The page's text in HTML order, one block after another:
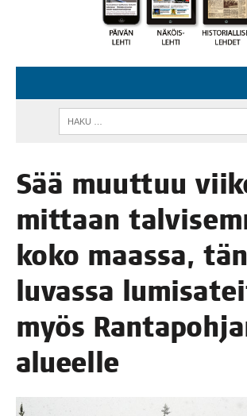
Sää muut­tuu
mit­taan
koko maas­sa,
luvas­sa
myös
alueelle